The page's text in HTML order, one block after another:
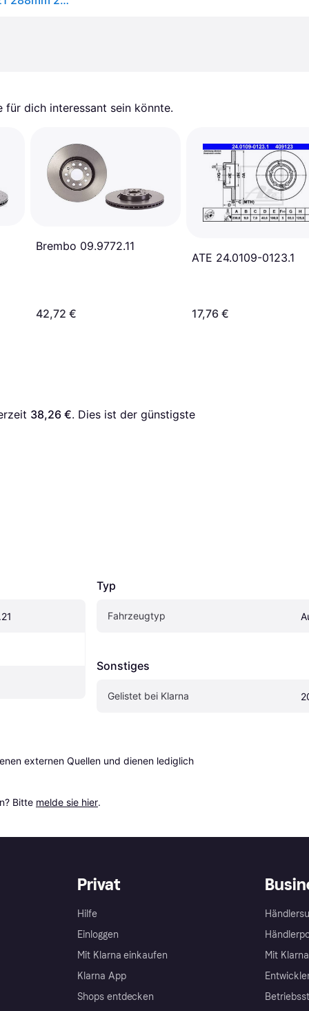
für dich interessant sein könnte.
Brembo 09.9772.11
42,72 €
ATE 24.0109-0123.1
17,76 €
38,26 €. Dies ist der günstigste
Typ
Fahrzeugtyp
Sonstiges
Gelistet bei Klarna
externen Quellen und dienen lediglich
Bitte melde sie hier.
Privat
Hilfe
Einloggen
Mit Klarna einkaufen
Klarna App
Shops entdecken
Mit